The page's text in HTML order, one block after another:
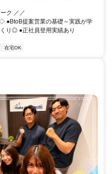
ク ／／
提案営業の基礎～実践が学
り◎ ●正社員登用実績あり
在宅OK